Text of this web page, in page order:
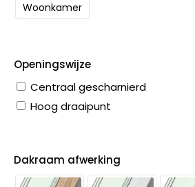
Woonkamer
Openingswijze
Centraal gescharnierd
Hoog draaipunt
Dakraam afwerking